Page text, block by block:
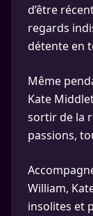
d’être
regards
détente en
Même
Kate
sortir de la
passions,
William,
insolites et